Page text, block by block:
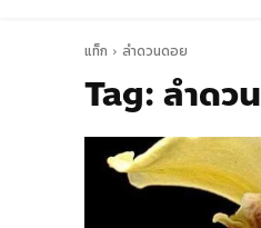
แท็ก ลำดวนดอย
Tag:ลำดว